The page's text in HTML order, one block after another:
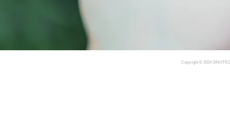
Copyright © 2024